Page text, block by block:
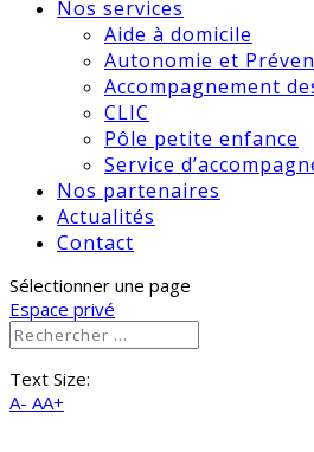
Nos services
Aide à domicile
Autonomie et
Accompagnement
CLIC
Pôle petite enfance
Service
Nos partenaires
Actualités
Contact
Sélectionner une page
Espace privé
Text Size:
A- AA+